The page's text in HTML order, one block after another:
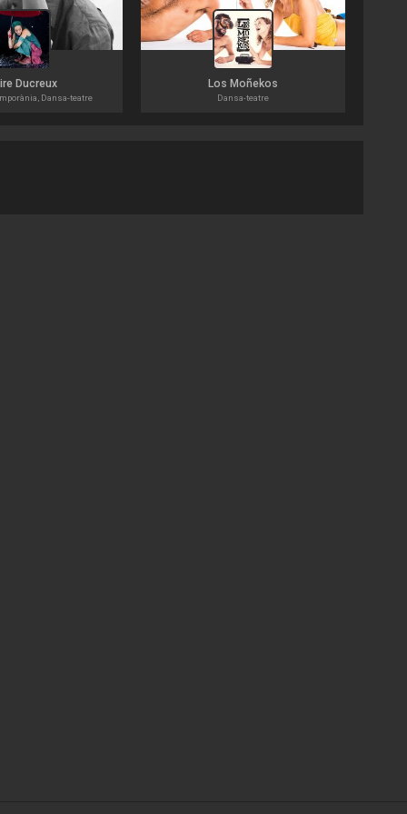
Ducreux
Dansa-teatre
Los Moñekos
Dansa-teatre